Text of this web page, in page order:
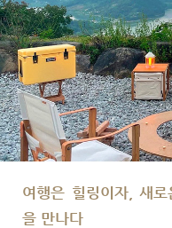
여행은 힐링이자, 새
을 만나다